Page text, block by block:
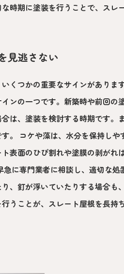
時期に塗装を行うことで、スレ
見逃さない
くつかの重要なサインがありま
ンの一つです。新築時や前回の
は、塗装を検討する時期です。
。 コケや藻は、水分を保持しや
表面のひび割れや塗膜の剥がれ
に専門業者に相談し、適切な処
、釘が浮いていたりする場合も
うことが、スレート屋根を長持